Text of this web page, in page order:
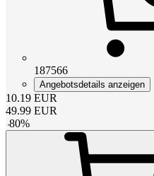
187566
Angebotsdetails anzeigen
10.19 EUR
49.99 EUR
-80%